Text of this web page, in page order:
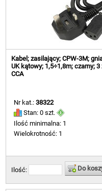
Kabel; zasilający; CPW-3M;
UK kątowy; 1,5÷1,8m; czarny; 3
CCA
Nr kat.:38322
Stan: 0 szt.
Ilość minimalna: 1
Wielokrotność: 1
Ilość: Do